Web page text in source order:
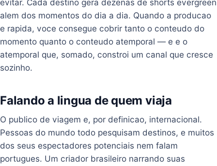
evitar. Cada destino gera dezenas de shorts evergreen
alem dos momentos do dia a dia. Quando a producao
e rapida, voce consegue cobrir tanto o conteudo do
momento quanto o conteudo atemporal — e e o
atemporal que, somado, constroi um canal que cresce
sozinho.
Falando a lingua de quem viaja
O publico de viagem e, por definicao, internacional.
Pessoas do mundo todo pesquisam destinos, e muitos
dos seus espectadores potenciais nem falam
portugues. Um criador brasileiro narrando suas